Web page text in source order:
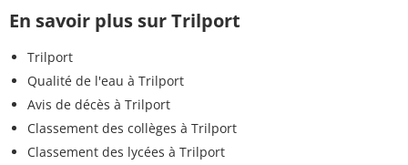
En savoir plus sur Trilport
Trilport
Qualité de l'eau à Trilport
Avis de décès à Trilport
Classement des collèges à Trilport
Classement des lycées à Trilport